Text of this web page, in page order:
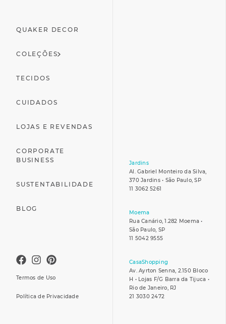
QUAKER DECOR
COLEÇÕES
TECIDOS
CUIDADOS
LOJAS E REVENDAS
CORPORATE
BUSINESS
SUSTENTABILIDADE
BLOG
Termos de Uso
Política de Privacidade
Jardins
Al. Gabriel Monteiro da Silva,
370 Jardins • São Paulo, SP
11 3062 5261
Moema
Rua Canário, 1.282 Moema •
São Paulo, SP
11 5042 9555
CasaShopping
Av. Ayrton Senna, 2.150 Bloco
H • Lojas F/G Barra da Tijuca •
Rio de Janeiro, RJ
21 3030 2472